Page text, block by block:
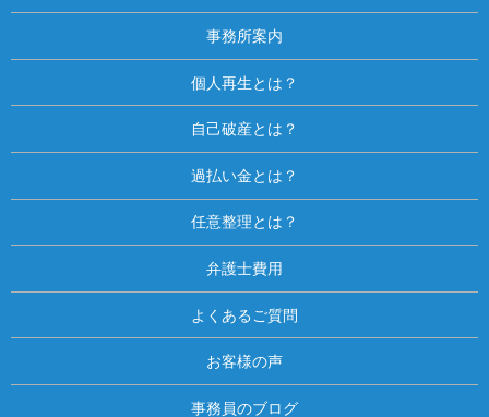
事務所案内
個人再生とは？
自己破産とは？
過払い金とは？
任意整理とは？
弁護士費用
よくあるご質問
お客様の声
事務員のブログ